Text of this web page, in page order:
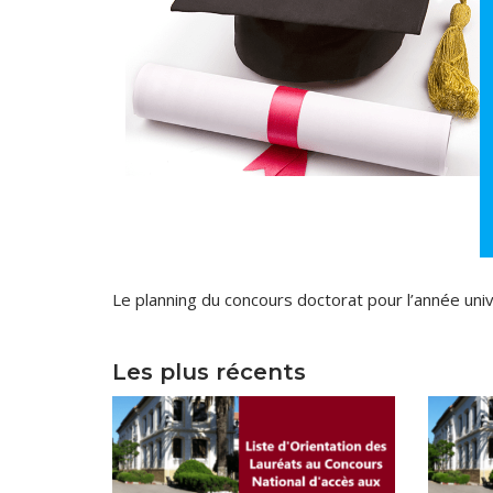
Direction
Direction
Sous-
Centre
Le planning du concours doctorat pour l’année
Les plus récents